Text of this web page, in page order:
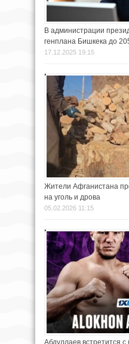
В администрации
генплана Бишкека до
17.12.2025 19:15
Жители Афганистана
на уголь и дрова
05.02.2026 11:15
Абдуллаев встретится